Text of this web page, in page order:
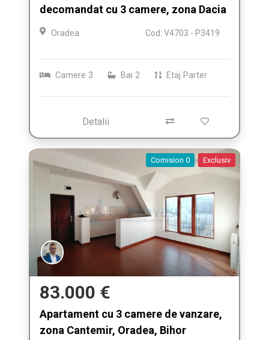
decomandat cu 3 camere, zona Dacia
Oradea Cod: V4703 - P3419
Camere 3 Bai 2 Etaj Parter
Detalii
Comision 0 Exclusiv
83.000 €
Apartament cu 3 camere de vanzare,
zona Cantemir, Oradea, Bihor